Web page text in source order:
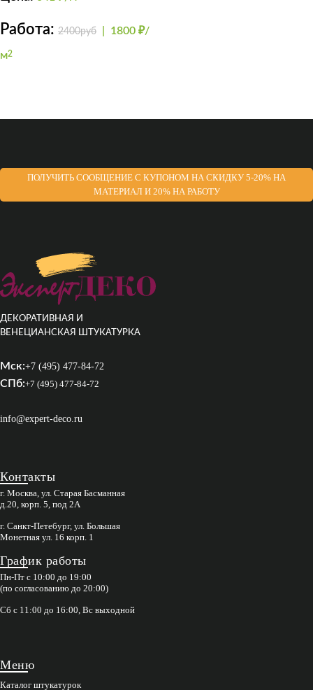
Работа: 2400руб 1800 ₽/
м2
ПОЛУЧИТЬ СООБЩЕНИЕ С КУПОНОМ НА СКИДКУ 5-20% НА
МАТЕРИАЛ И 20% НА РАБОТУ
ДЕКОРАТИВНАЯ И
ВЕНЕЦИАНСКАЯ ШТУКАТУРКА
Мск:+7 (495) 477-84-72
СПб:+7 (495) 477-84-72
info@expert-deco.ru
Контакты
г. Москва, ул. Старая Басманная
д.20, корп. 5, под 2А
г. Санкт-Петебург, ул. Большая
Монетная ул. 16 корп. 1
График работы
Пн-Пт с 10:00 до 19:00
(по согласованию до 20:00)
Сб с 11:00 до 16:00, Вс выходной
Меню
Каталог штукатурок